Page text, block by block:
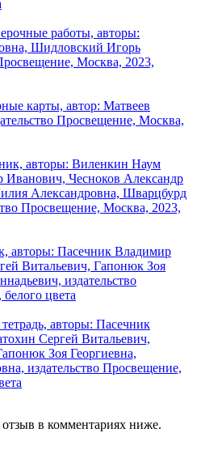
отзыв в комментариях ниже.